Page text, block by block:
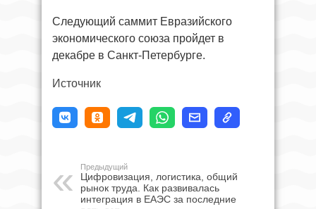
Следующий саммит Евразийского
экономического союза пройдет в
декабре в Санкт-Петербурге.
Источник
Предыдущий
Цифровизация, логистика, общий
рынок труда. Как развивалась
интеграция в ЕАЭС за последние